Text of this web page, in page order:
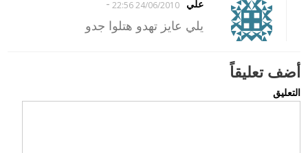
علي 24/06/2010 22:56
-
يلي عايز تهدو هتلوا جدو
أضف تعليقاً
التعليق